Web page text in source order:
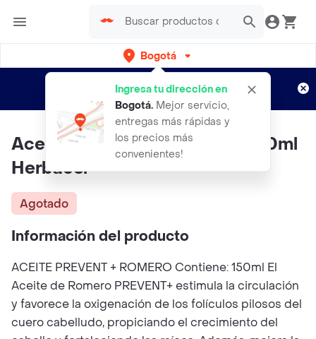
Bogotá
Ingresa tu dirección en
Bogotá. Mejor servicio,
entregas más rápidas y
los precios más
convenientes!
envíos gratis por semanas
Aplican TyC
Aceite De Romero Prevent+ 150ml
Herbacol
Agotado
Información del producto
ACEITE PREVENT + ROMERO Contiene: 150ml El
Aceite de Romero PREVENT+ estimula la circulación
y favorece la oxigenación de los folículos pilosos del
cuero cabelludo, propiciando el crecimiento del